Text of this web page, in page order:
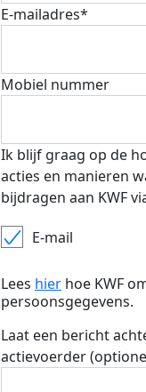
E-mailadres*
Mobiel nummer
Ik blijf graag op de
acties en manieren
bijdragen aan KWF
E-mail
Lees hier hoe KWF
persoonsgegevens.
Laat een bericht
actievoerder